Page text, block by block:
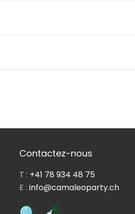
Contactez-nous
T : +41 78 934 48 75
E :info@camaleoparty.ch